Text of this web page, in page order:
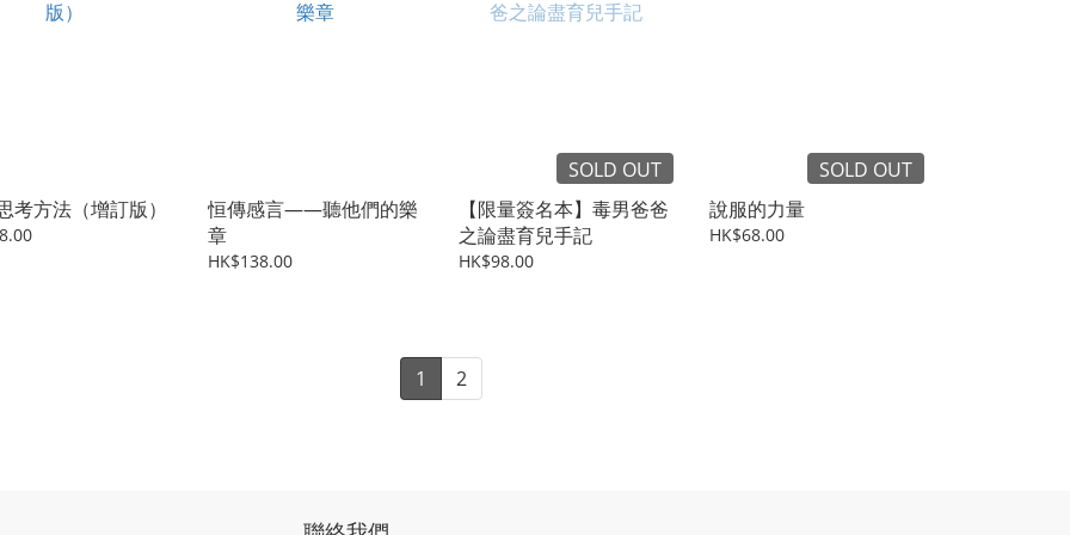
考方法（增訂版）
恒傳感言——聽他們的樂
章
HK$138.00
SOLD OUT
【限量簽名本】毒男爸爸
之論盡育兒手記
HK$98.00
SOLD OUT
說服的力量
HK$68.00
1 2